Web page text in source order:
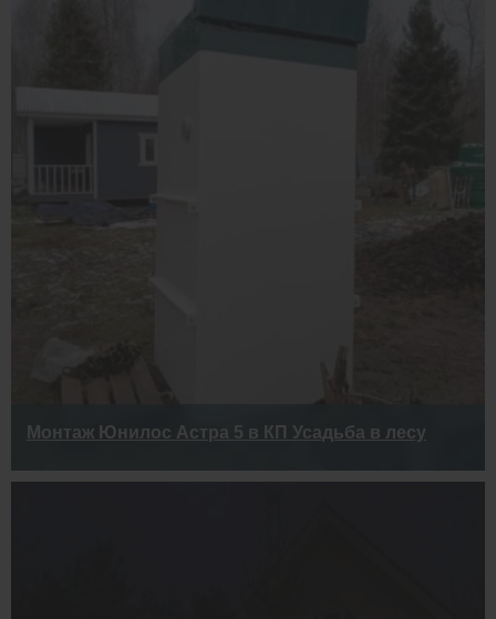
Монтаж Юнилос Астра 5 в КП Усадьба в лесу